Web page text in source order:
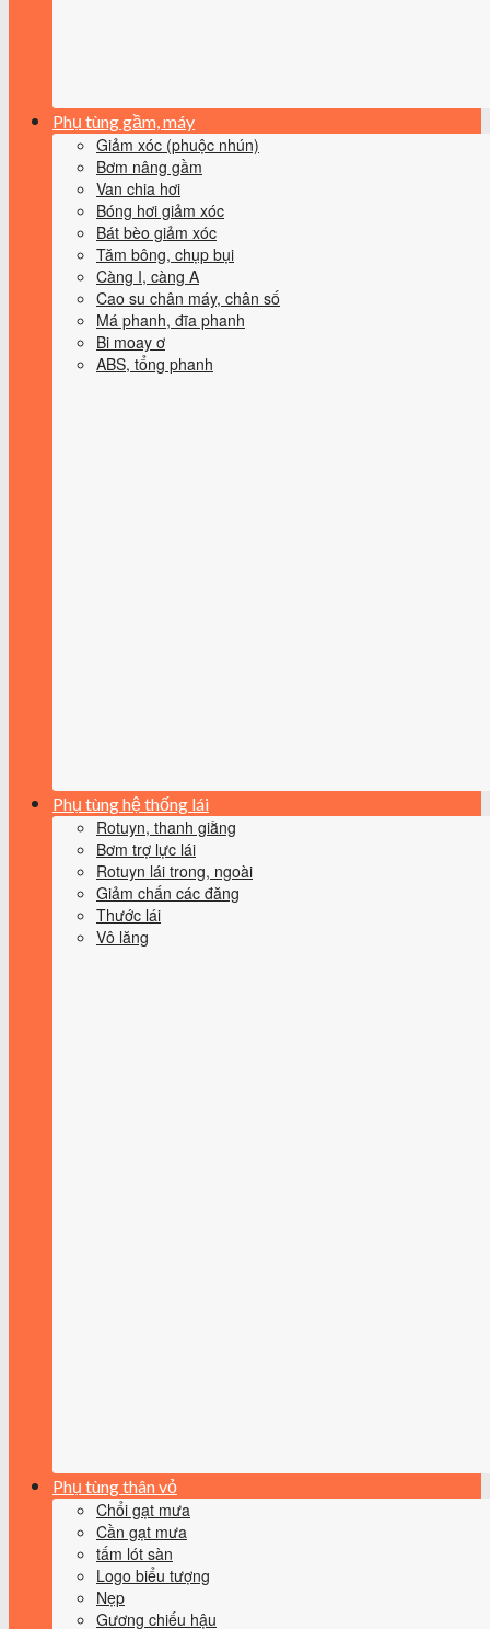
Phụ tùng gầm, máy
Giảm xóc (phuộc nhún)
Bơm nâng gầm
Van chia hơi
Bóng hơi giảm xóc
Bát bèo giảm xóc
Tăm bông, chụp bụi
Càng I, càng A
Cao su chân máy, chân số
Má phanh, đĩa phanh
Bi moay ơ
ABS, tổng phanh
Phụ tùng hệ thống lái
Rotuyn, thanh giằng
Bơm trợ lực lái
Rotuyn lái trong, ngoài
Giảm chấn các đăng
Thước lái
Vô lăng
Phụ tùng thân vỏ
Chổi gạt mưa
Cần gạt mưa
tấm lót sàn
Logo biểu tượng
Nẹp
Gương chiếu hậu